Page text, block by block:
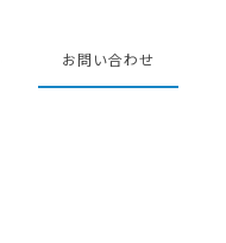
お問い合わせ